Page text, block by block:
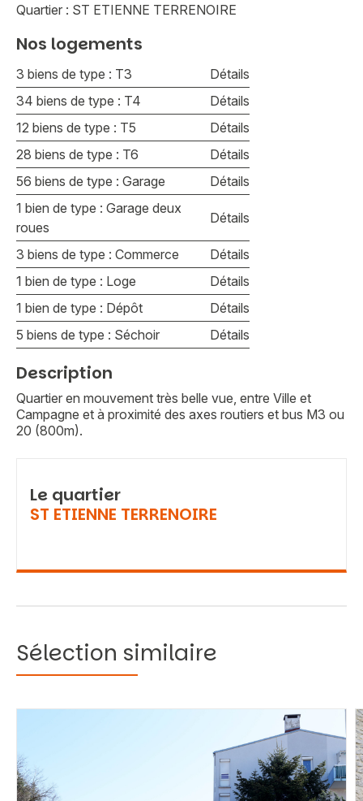
Quartier : ST ETIENNE TERRENOIRE
Nos logements
3 biens de type : T3
Détails
34 biens de type : T4
Détails
12 biens de type : T5
Détails
28 biens de type : T6
Détails
56 biens de type : Garage
Détails
1 bien de type : Garage deux
roues
Détails
3 biens de type : Commerce
Détails
1 bien de type : Loge
Détails
1 bien de type : Dépôt
Détails
5 biens de type : Séchoir
Détails
Description
Quartier en mouvement très belle vue, entre Ville et
Campagne et à proximité des axes routiers et bus M3 ou
20 (800m).
Le quartier
ST ETIENNE TERRENOIRE
Sélection similaire